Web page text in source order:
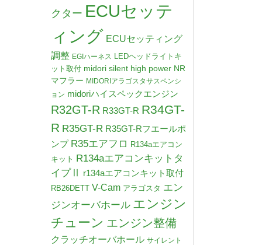
クター ECUセッテ
ィング ECUセッティング
調整 EGIハーネス LEDヘッドライトキ
ット取付 midori silent high power NR
マフラー MIDORIアラゴスタサスペンシ
ョン midoriハイスペックエンジン
R32GT-R R33GT-R R34GT-
R R35GT-R R35GT-Rフエールポ
ンプ R35エアフロ R134aエアコン
キット R134aエアコンキットタ
イプⅡ
r134aエアコンキット取付
RB26DETT V-Cam アラゴスタ エン
ジンオーバホール エンジン
チューン エンジン整備
クラッチオーバホール サイレント